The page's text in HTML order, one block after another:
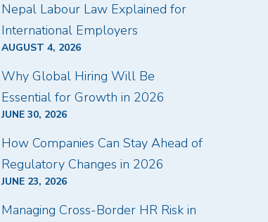
Nepal Labour Law Explained for
International Employers
AUGUST 4, 2026
Why Global Hiring Will Be
Essential for Growth in 2026
JUNE 30, 2026
How Companies Can Stay Ahead of
Regulatory Changes in 2026
JUNE 23, 2026
Managing Cross-Border HR Risk in